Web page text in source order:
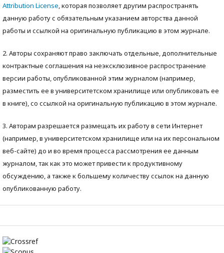
Attribution License , которая позволяет другим распространять
данную работу с обязательным указанием авторства данной
работы и ссылкой на оригинальную публикацию в этом журнале.
2. Авторы сохраняют право заключать отдельные, дополнительные
контрактные соглашения на неэксклюзивное распространение
версии работы, опубликованной этим журналом (например,
разместить ее в университетском хранилище или опубликовать ее
в книге), со ссылкой на оригинальную публикацию в этом журнале.
3. Авторам разрешается размещать их работу в сети Интернет
(например, в университетском хранилище или на их персональном
веб-сайте) до и во время процесса рассмотрения ее данным
журналом, так как это может привести к продуктивному
обсуждению, а также к большему количеству ссылок на данную
опубликованную работу.